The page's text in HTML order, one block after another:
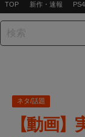
TOP 新作・速報
ネタ/話題
【動画